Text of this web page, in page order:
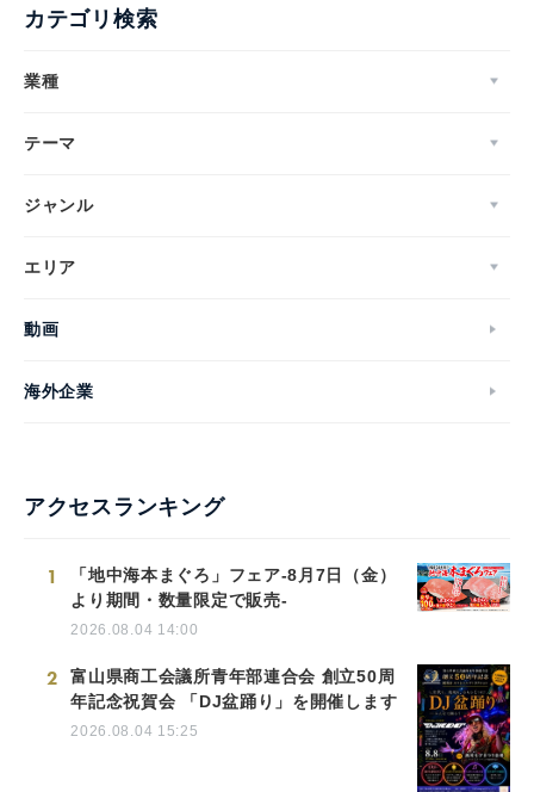
カテゴリ検索
業種
テーマ
ジャンル
エリア
動画
海外企業
アクセスランキング
1
「地中海本まぐろ」フェア-8月7日（金）
より期間・数量限定で販売-
2026.08.04 14:00
2
富山県商工会議所青年部連合会 創立50周
年記念祝賀会 「DJ盆踊り」を開催します
2026.08.04 15:25